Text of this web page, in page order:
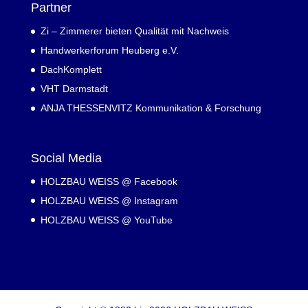
Partner
Zi – Zimmerer bieten Qualität mit Nachweis
Handwerkerforum Heuberg e.V.
DachKomplett
VHT Darmstadt
ANJA THESSENVITZ Kommunikation & Forschung
Social Media
HOLZBAU WEISS @ Facebook
HOLZBAU WEISS @ Instagram
HOLZBAU WEISS @ YouTube